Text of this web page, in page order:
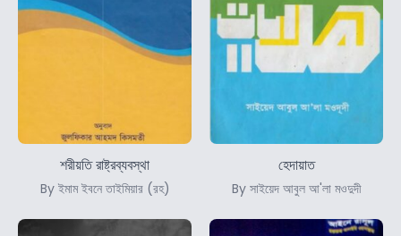
শরীয়তি রাষ্ট্রব্যবস্থা
By ইমাম ইবনে তাইমিয়ার (রহ)
হেদায়াত
By সাইয়েদ আবুল আ'লা মওদুদী